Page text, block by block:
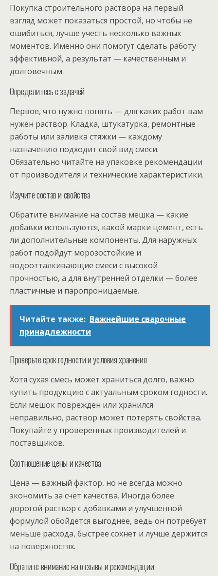
Покупка строительного раствора на первый
взгляд может показаться простой, но чтобы не
ошибиться, лучше учесть несколько важных
моментов. Именно они помогут сделать работу
эффективной, а результат — качественным и
долговечным.
Определитесь с задачей
Первое, что нужно понять — для каких работ вам
нужен раствор. Кладка, штукатурка, ремонтные
работы или заливка стяжки — каждому
назначению подходит свой вид смеси.
Обязательно читайте на упаковке рекомендации
от производителя и технические характеристики.
Изучите состав и свойства
Обратите внимание на состав мешка — какие
добавки используются, какой марки цемент, есть
ли дополнительные компоненты. Для наружных
работ подойдут морозостойкие и
водоотталкивающие смеси с высокой
прочностью, а для внутренней отделки — более
пластичные и паропроницаемые.
Читайте также: Важнейшие сварочные
принадлежности
Проверьте срок годности и условия хранения
Хотя сухая смесь может храниться долго, важно
купить продукцию с актуальным сроком годности.
Если мешок поврежден или хранился
неправильно, раствор может потерять свойства.
Покупайте у проверенных производителей и
поставщиков.
Соотношение цены и качества
Цена — важный фактор, но не всегда можно
экономить за счёт качества. Иногда более
дорогой раствор с добавками и улучшенной
формулой обойдется выгоднее, ведь он потребует
меньше расхода, быстрее сохнет и лучше держится
на поверхностях.
Обратите внимание на отзывы и рекомендации